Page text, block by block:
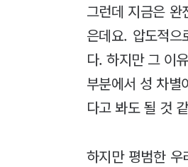
그런데 지금은
은데요. 압도적
다. 하지만 그 이
부분에서 성 차
다고 봐도 될 것
하지만 평범한